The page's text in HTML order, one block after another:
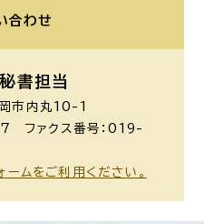
合わせ
書担当
市内丸10-1
ファクス番号：019-
ムをご利用ください。